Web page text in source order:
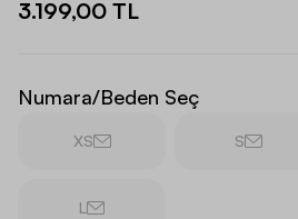
3.199,00 TL
Numara/Beden Seç
XS S
L